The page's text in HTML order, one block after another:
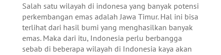
Salah satu wilayah di indonesa yang banyak potensi
perkembangan emas adalah Jawa Timur. Hal ini bisa
terlihat dari hasil bumi yang menghasilkan banyak
emas. Maka dari itu, Indonesia perlu berbangga
sebab di beberapa wilayah di Indonesia kaya akan